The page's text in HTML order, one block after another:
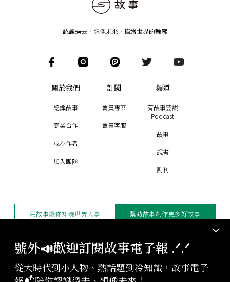
號外📣歡迎訂閱故事電子報 .ᐟ‪‪.ᐟ
從大時代到小人物、熱話題到冷知識，故事電子
認識過去，想像未來 ， 描繪世界的輪廓
關於我們
認識故事
商業合作
成為作者
加入團隊
訂閱
會員專區
會員客服
頻道
有故事要說
Podcast
故事
說書
副刊
版權聲明與轉載規範
用故事讓你知曉世界大事 幫助故事創作更多好故事